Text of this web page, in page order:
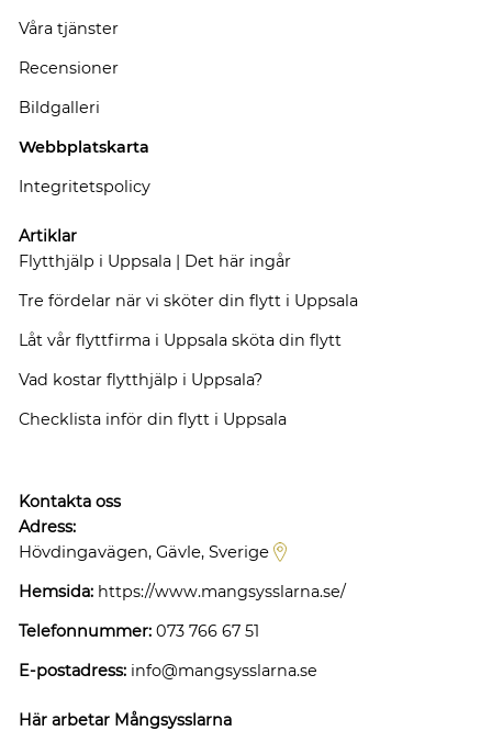
Våra tjänster
Recensioner
Bildgalleri
Webbplatskarta
Integritetspolicy
Artiklar
Flytthjälp i Uppsala | Det här ingår
Tre fördelar när vi sköter din flytt i Uppsala
Låt vår flyttfirma i Uppsala sköta din flytt
Vad kostar flytthjälp i Uppsala?
Checklista inför din flytt i Uppsala
Kontakta oss
Adress:
Hövdingavägen, Gävle, Sverige
Hemsida: https://www.mangsysslarna.se/
Telefonnummer: 073 766 67 51
E-postadress: info@mangsysslarna.se
Här arbetar Mångsysslarna